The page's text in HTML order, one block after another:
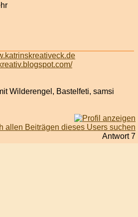
Wilderengel, Bastelfeti, samsi
Antwort 7